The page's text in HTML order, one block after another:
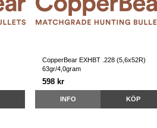
CopperBear EXHBT .228 (5,6x52R)
63gr/4,0gram
598 kr
INFO KÖP